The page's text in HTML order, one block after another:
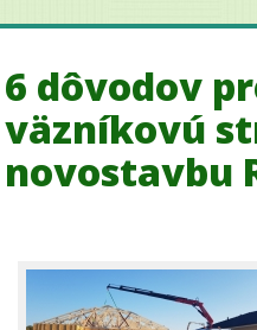
6 dôvodov
väzníkovú
novostavbu